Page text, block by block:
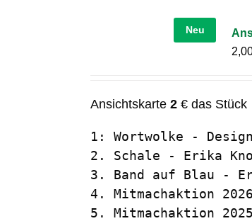
Neu
Ansichtskarte 2 € das Stück
1: Wortwolke -
2. Schale - Erika
3. Band auf Blau -
4. Mitmachaktion
5. Mitmachaktion